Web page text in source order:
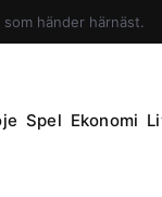
händer härnäst.
Spel Ekonomi